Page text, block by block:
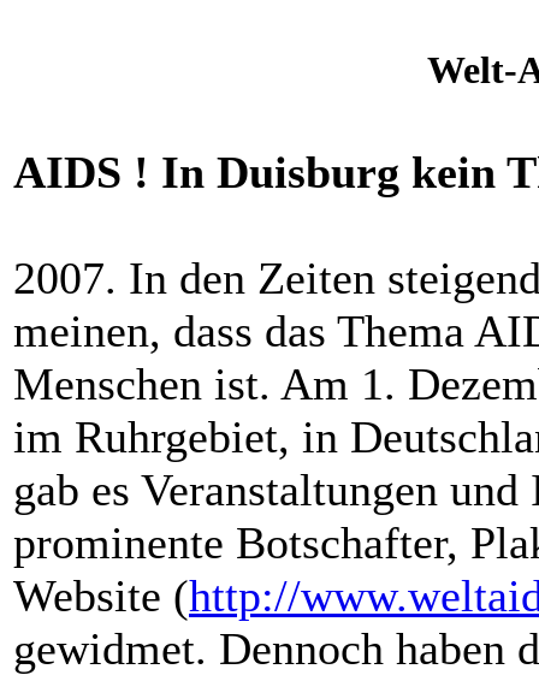
Welt-
AIDS ! In Duisburg kein
2007. In den Zeiten
meinen, dass das Thema
Menschen ist. Am 1.
im Ruhrgebiet, in
gab es Veranstaltungen
prominente Botschafter,
Website (http://
gewidmet. Dennoch haben